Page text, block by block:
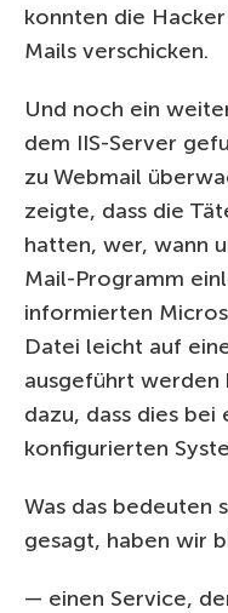
konnten die
Mails verschicken.
Und noch ein
dem IIS-Server
zu Webmail
zeigte, dass die
hatten, wer, wann
Mail-Programm
informierten
Datei leicht auf
ausgeführt
dazu, dass dies bei
konfigurierten
Was das bedeuten
gesagt, haben wir
— einen Service,